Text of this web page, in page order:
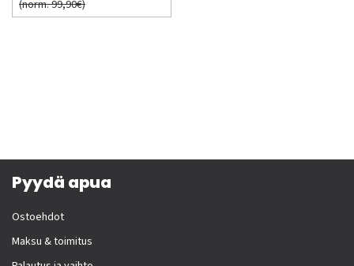
(norm. 99,90€)
Pyydä apua
Ostoehdot
Maksu & toimitus